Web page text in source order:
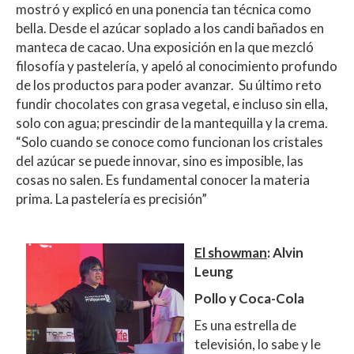
mostró y explicó en una ponencia tan técnica como
bella. Desde el azúcar soplado a los candi bañados en
manteca de cacao. Una exposición en la que mezcló
filosofía y pastelería, y apeló al conocimiento profundo
de los productos para poder avanzar. Su último reto
fundir chocolates con grasa vegetal, e incluso sin ella,
solo con agua; prescindir de la mantequilla y la crema.
“Solo cuando se conoce como funcionan los cristales
del azúcar se puede innovar, sino es imposible, las
cosas no salen. Es fundamental conocer la materia
prima. La pastelería es precisión”
El showman: Alvin
Leung
Pollo y Coca-Cola
Es una estrella de
televisión, lo sabe y le